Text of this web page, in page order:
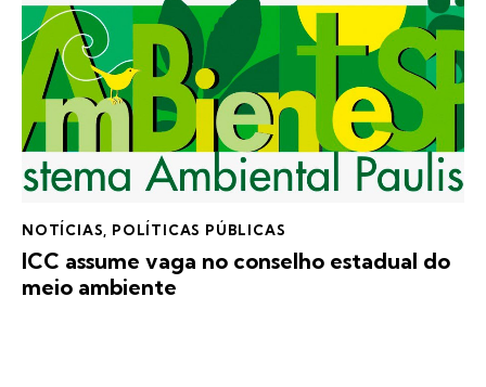
NOTÍCIAS POLÍTICAS PÚBLICAS
ICC assume vaga no conselho estadual do
meio ambiente